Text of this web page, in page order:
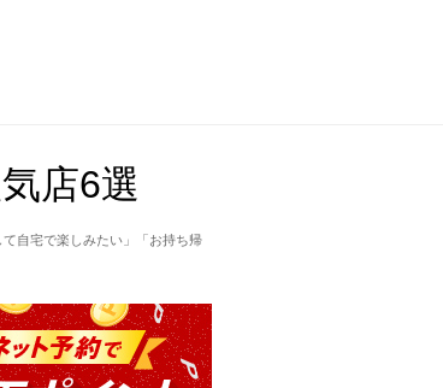
店6選
自宅で楽しみたい」「お持ち帰